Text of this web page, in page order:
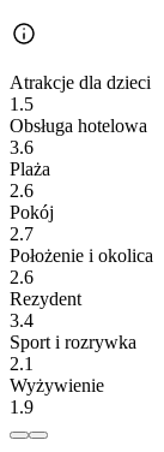
Atrakcje dla dzieci
1.5
Obsługa hotelowa
3.6
Plaża
2.6
Pokój
2.7
Położenie i okolica
2.6
Rezydent
3.4
Sport i rozrywka
2.1
Wyżywienie
1.9